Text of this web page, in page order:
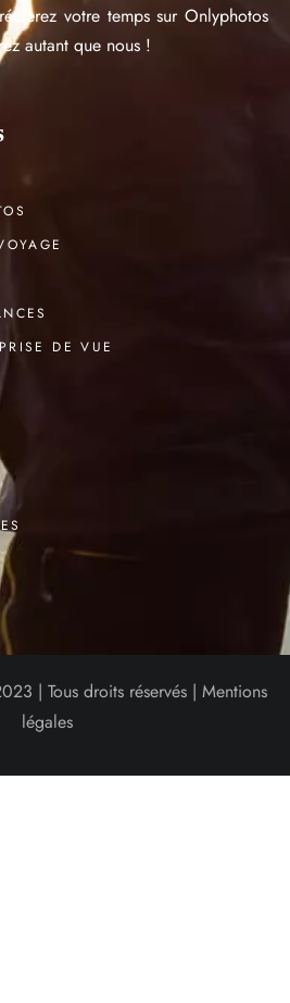
votre temps sur Onlyphotos
autant que nous !
DE VUE
| Tous droits réservés | Mentions
légales